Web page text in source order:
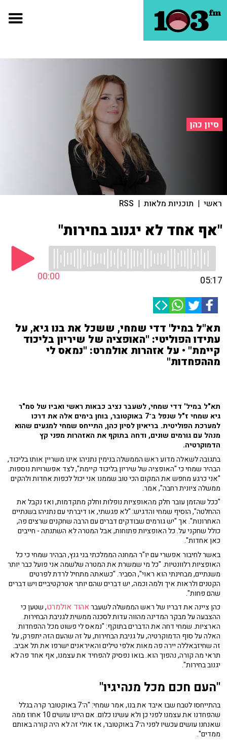
סיון כהן
ראשי | תוכניות מלאות |
RSS
"אף אחד לא יגנוב בחירות"
00:00 05:17
תא"ל במיל' דדי שמחי, ששכל את בנו גיא, על
עתידו הפוליטי: "האופציה של שיריון בליכוד
קיימת" • על אזהרות אולמרט: "נמאס לי
מההפחדות"
תא"ל במיל' דדי שמחי, לשעבר נציב כבאות ראשי ואביו של סמ"ר
גיא שמחי ז"ל שנפל ב־7 באוקטובר, בוחן בימים אלה את דרכו
למערכת הפוליטית. בריאיון לסיון כהן, התייחס שמחי למגעים שהוא
מנהל עם גורמים שונים, ודחה בתוקף את האזהרות מפני קץ
הדמוקרטיה.
בתגובה לשאלה מדוע ראש הממשלה בנימין נתניהו אינו משריין אותו בליכוד,
הבהיר שמחי כי "האופציה של שיריון בליכוד קיימת", לצד אפשרויות נוספות.
"אני כרגע מחפש את המקום הכי טוב שממנו אני יכול לכפות אחדות ולהקים
ממשלה ציונית רחבה", אמר.
"ככל שהזמן עובר חלק מהאופציות נופלות וחלק מתקדמות, ואז נקבל את
ההחלטה", הוסיף שמחי והדגיש: "לא פגשתי, או דיברתי עם נתניהו בשנתיים
האחרונות". אך "יש גורמים שבודקים דברים עם הרבה שחקנים שרצים פה,
כולל שחקני על. כל האופציות פתוחות, אבל המטרה לא השתנתה - חייבים
כאן אחדות".
באשר לחיבור אפשרי עם יו"ר המחנה הממלכתי בני גנץ, הבהיר שמחי כי כל
האופציות רלוונטיות. "כל מי שמשרת את המטרה שלשמה אני פועל כבר יותר
משנתיים, מבחינתי הוא ראוי", הסביר. "כשאתה מתחיל לרדת לפרטים
הקטנים ולראות איך ולמה וכמה, יש דברים שהם יותר אטרקטיביים ויש דברים
שהם פחות".
כהן ציינה את דבריו של ראש הממשלה לשעבראהוד אולמרט, שטען כי
ההצבעה על מבקר המדינה מהווה עדות לסכנה ממשית לגניבת הבחירות
הארציות. שמחי דחה את הדברים בתוקף: "נמאס לי פשוט מכל ההפחדות
האלה על סוף הדמוקרטיה, על גניבת הבחירות, על זה שהעם הזה יתפרק, על
זה שחיזבאללה יירה פה מאות אלפי טילים והאיראנים ישרפו את תל אביב.
תראי מה קורה, נהפוך הוא. בואו נפסיק להפחיד את עצמנו, אף אחד פה לא
יגנוב בחירות".
"העם חכם מכל מנהיגיו"
בהתייחסו לטבח שבו איבד את בנו, אמר שמחי: "ה־7 באוקטובר קרה בגלל
שהפחדנו את עצמנו לפני כן ולא עשינו כלום. אם היינו עושים 10 אחוז ממה
שאנחנו עושים עכשיו לפני ה־7 באוקטובר, אז אולי זה לא היה קורה באותם
ממדים".